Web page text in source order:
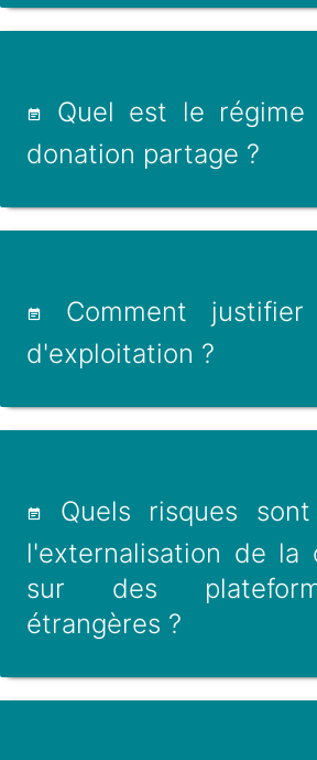
Quel est le
donation partage ?
Comment
d'exploitation ?
Quels risques
l'externalisation de la
sur des
étrangères ?